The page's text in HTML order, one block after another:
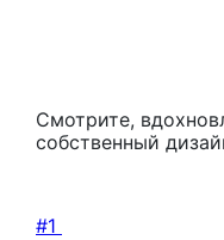
Смотрите,
собственный
#1